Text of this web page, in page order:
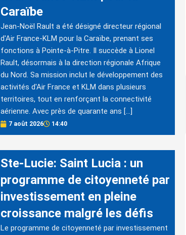
Caraïbe
Jean-Noël Rault a été désigné directeur régional
d'Air France-KLM pour la Caraïbe, prenant ses
fonctions à Pointe-à-Pitre. Il succède à Lionel
Rault, désormais à la direction régionale Afrique
du Nord. Sa mission inclut le développement des
activités d'Air France et KLM dans plusieurs
territoires, tout en renforçant la connectivité
aérienne. Avec près de quarante ans […]
7 août 2026 14:40
Ste-Lucie: Saint Lucia : un
programme de citoyenneté par
investissement en pleine
croissance malgré les défis
Le programme de citoyenneté par investissement